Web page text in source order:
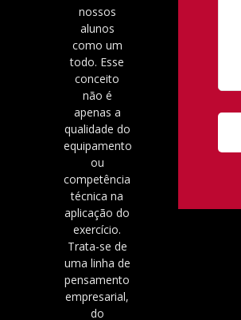
nossos
alunos
como um
todo. Esse
conceito
não é
apenas a
qualidade do
equipamento
ou
competência
técnica na
aplicação do
exercício.
Trata-se de
uma linha de
pensamento
empresarial,
do